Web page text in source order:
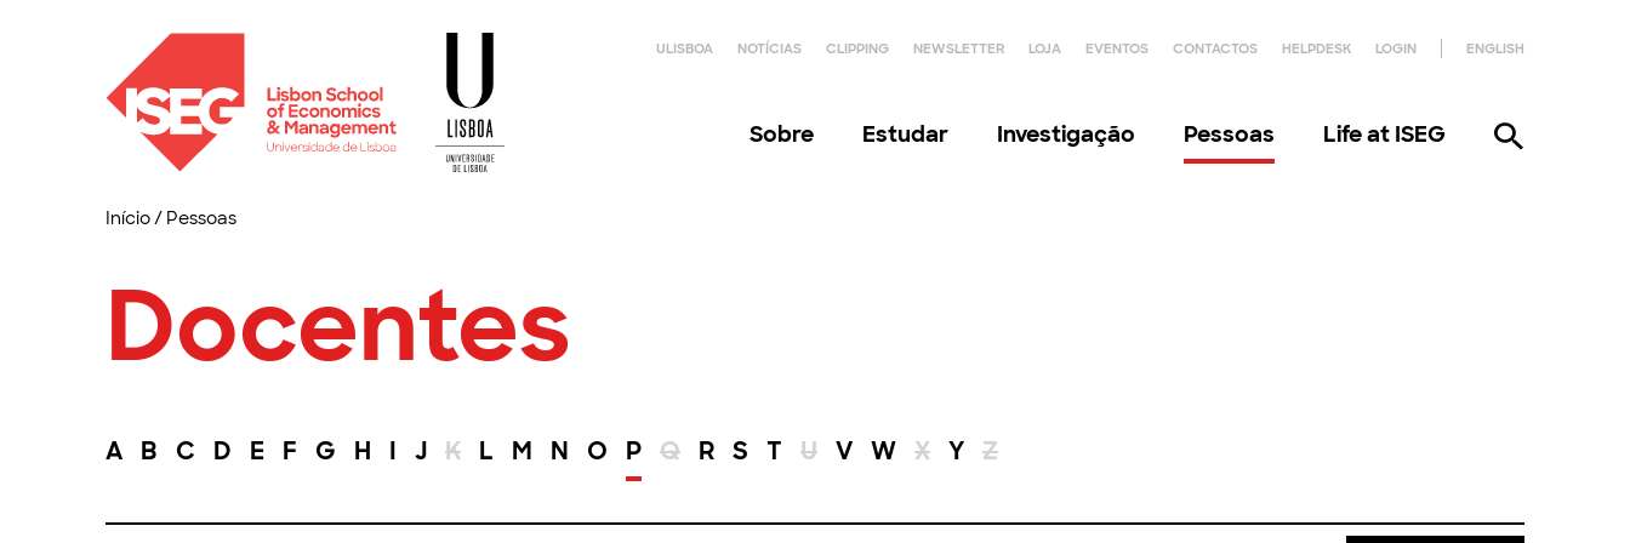
ULISBOA NOTÍCIAS CLIPPING NEWSLETTER LOJA EVENTOS CONTACTOS HELPDESK LOGIN ENGLISH
Sobre Estudar Investigação Pessoas Life at ISEG
Início/ Pessoas
Docentes
A B C D E F G H I J K L M N O P Q R S T U V W X Y Z